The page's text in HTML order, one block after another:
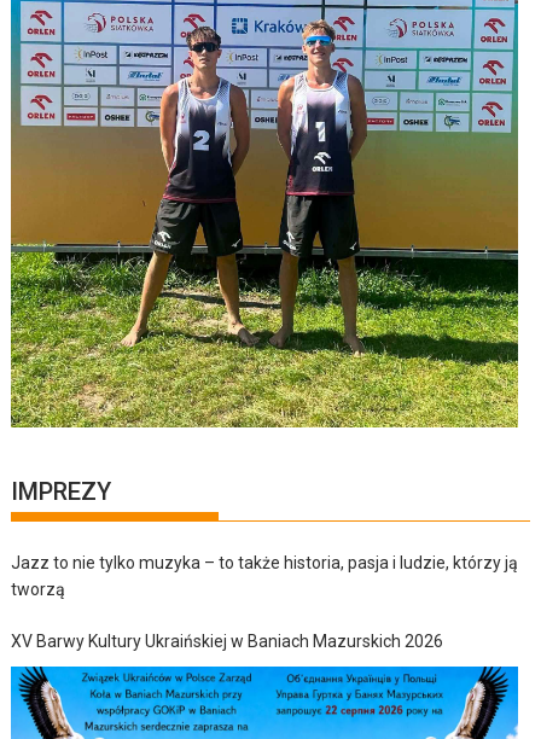
IMPREZY
Jazz to nie tylko muzyka – to także historia, pasja i ludzie, którzy ją
tworzą
XV Barwy Kultury Ukraińskiej w Baniach Mazurskich 2026